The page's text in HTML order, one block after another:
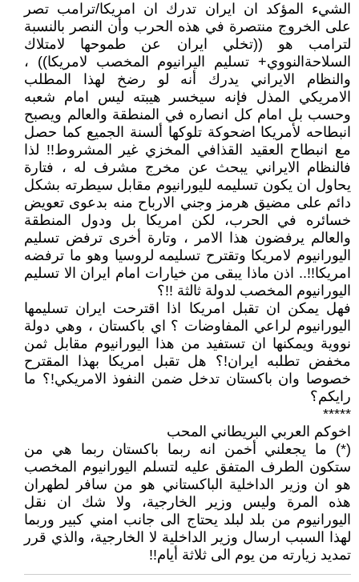
الشيء المؤكد ان ايران تدرك ان امريكا/ترامب تصر
على الخروج منتصرة في هذه الحرب وأن النصر بالنسبة
لترامب هو ((تخلي ايران عن طموحها لامتلاك
السلاحةالنووي+ تسليم اليرانيوم المخصب لامريكا)) ،
والنظام الايراني يدرك أنه لو رضخ لهذا المطلب
الامريكي المذل فإنه سيخسر هيبته ليس امام شعبه
وحسب بل امام كل انصاره في المنطقة والعالم ويصبح
انبطاحه لأمريكا اضحوكة تلوكها ألسنة الجميع كما حصل
مع انبطاح العقيد القذافي المخزي غير المشروط!! لذا
فالنظام الايراني يبحث عن مخرج مشرف له ، فتارة
يحاول ان يكون تسليمه لليورانيوم مقابل سيطرته بشكل
دائم على مضيق هرمز وجني الارباح منه بدعوى تعويض
خسائره في الحرب، لكن امريكا بل ودول المنطقة
والعالم يرفضون هذا الامر ، وتارة أخرى ترفض تسليم
اليورانيوم لامريكا وتقترح تسليمه لروسيا وهو ما ترفضه
امريكا!!.. اذن ماذا يبقى من خيارات امام ايران الا تسليم
اليورانيوم المخصب لدولة ثالثة !!؟
فهل يمكن ان تقبل امريكا اذا اقترحت ايران تسليمها
اليورانيوم لراعي المفاوضات ؟ اي باكستان ، وهي دولة
نووية ويمكنها ان تستفيد من هذا اليورانيوم مقابل ثمن
مخفض تطلبه ايران!؟ هل تقبل امريكا بهذا المقترح
خصوصا وان باكستان تدخل ضمن النفوذ الامريكي!؟ ما
رايكم؟
*****
اخوكم العربي البريطاني المحب
(*) ما يجعلني أخمن انه ربما باكستان ربما هي من
ستكون الطرف المتفق عليه لتسلم اليورانيوم المخصب
هو ان وزير الداخلية الباكستاني هو من سافر لطهران
هذه المرة وليس وزير الخارجية، ولا شك ان نقل
اليورانيوم من بلد لبلد يحتاج الى جانب امني كبير وربما
لهذا السبب ارسال وزير الداخلية لا الخارجية، والذي قرر
تمديد زيارته من يوم الى ثلاثة أيام!!